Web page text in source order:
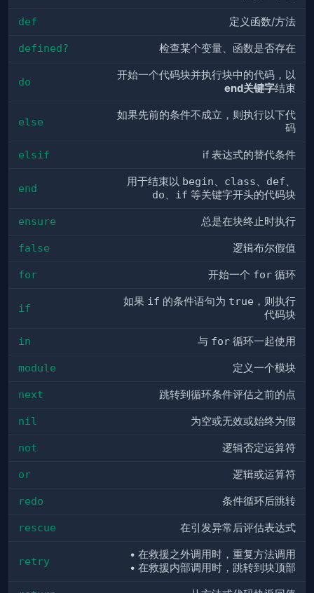
def 定义函数/方法
defined? 检查某个变量、函数是否存在
do
开始一个代码块并执行块中的代码，以
end关键字结束
else
如果先前的条件不成立，则执行以下代
码
elsif if 表达式的替代条件
end
用于结束以 begin、 class、 def、
do、 if 等关键字开头的代码块
ensure 总是在块终止时执行
false 逻辑布尔假值
for 开始一个 for 循环
if
如果 if 的条件语句为 true ，则执行
代码块
in 与 for 循环一起使用
module 定义一个模块
next 跳转到循环条件评估之前的点
nil 为空或无效或始终为假
not 逻辑否定运算符
or 逻辑或运算符
redo 条件循环后跳转
rescue 在引发异常后评估表达式
retry
• 在救援之外调用时，重复方法调用
• 在救援内部调用时，跳转到块顶部